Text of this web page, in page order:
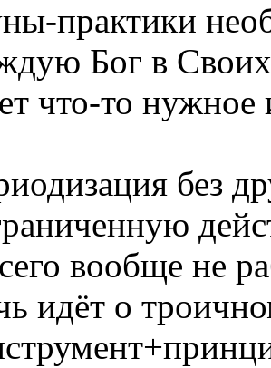
практики
Бог в
что-то нужное
без
вообще не
идёт о